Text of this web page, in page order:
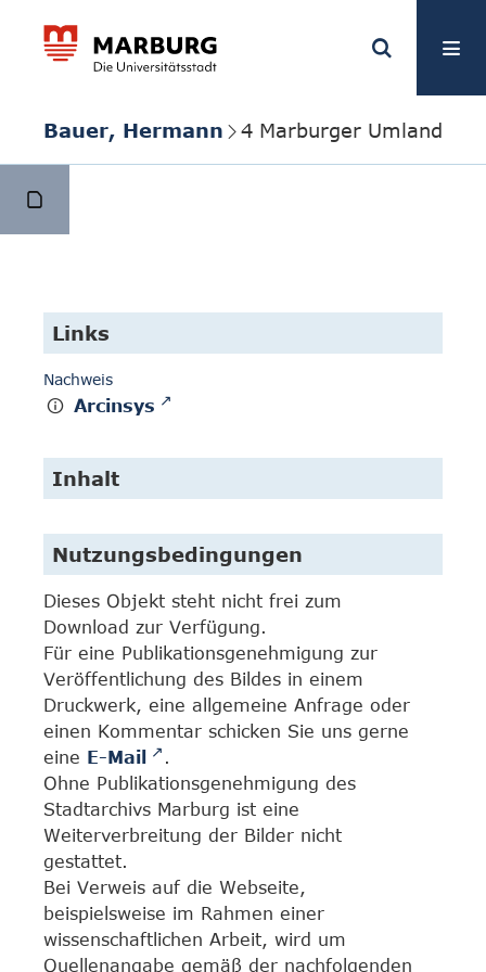
Bauer, Hermann 4 Marburger Umland
Links
Nachweis
Arcinsys
Inhalt
Nutzungsbedingungen
Dieses Objekt steht nicht frei zum
Download zur Verfügung.
Für eine Publikationsgenehmigung zur
Veröffentlichung des Bildes in einem
Druckwerk, eine allgemeine Anfrage oder
einen Kommentar schicken Sie uns gerne
eine E-Mail
.
Ohne Publikationsgenehmigung des
Stadtarchivs Marburg ist eine
Weiterverbreitung der Bilder nicht
gestattet.
Bei Verweis auf die Webseite,
beispielsweise im Rahmen einer
wissenschaftlichen Arbeit, wird um
Quellenangabe gemäß der nachfolgenden